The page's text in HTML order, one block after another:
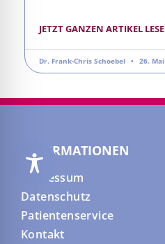
JETZT GANZEN ARTIKEL
Dr. Frank-Chris Schoebel 26.
INFORMATIONEN
Impressum
Datenschutz
Patientenservice
Kontakt